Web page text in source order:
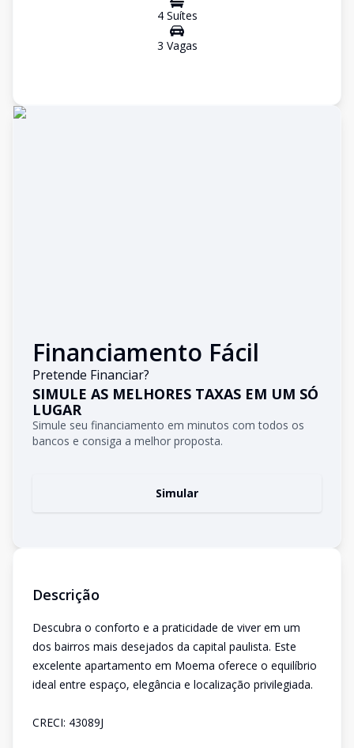
4Suítes
3 Vagas
Financiamento Fácil
Pretende Financiar?
SIMULE AS MELHORES TAXAS EM UM SÓ
LUGAR
Simule seu financiamento em minutos com todos os
bancos e consiga a melhor proposta.
Simular
Descrição
Descubra o conforto e a praticidade de viver em um
dos bairros mais desejados da capital paulista. Este
excelente apartamento em Moema oferece o equilíbrio
ideal entre espaço, elegância e localização privilegiada.
CRECI: 43089J